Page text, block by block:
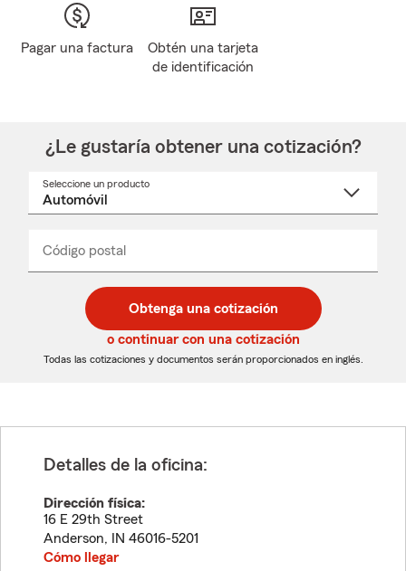
Pagar una factura
Obtén una tarjeta
de identificación
¿Le gustaría obtener una cotización?
Seleccione un producto
desplegable
Código postal
de
5
dígitos
de
5
dígitos
_____
Obtenga una cotización
o continuar con una cotización
Todas las cotizaciones y documentos serán proporcionados en inglés.
Detalles de la oficina:
Dirección física:
16 E 29th Street
Anderson, IN 46016-5201
Cómo llegar